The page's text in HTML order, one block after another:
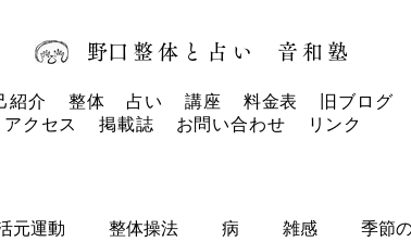
​野口整体と占い 音和塾​
紹介 整体 占い 講座 料金表 旧ブログ
アクセス
掲載誌 お問い合わせ リンク
元運動 整体操法 病 雑感 季節